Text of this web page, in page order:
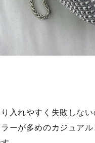
入れやすく失敗しな
ーが多めのカジュア